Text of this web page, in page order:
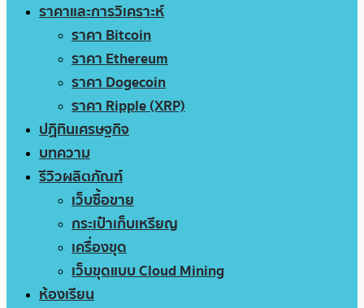
ราคาและการวิเคราะห์
ราคา Bitcoin
ราคา Ethereum
ราคา Dogecoin
ราคา Ripple (XRP)
ปฏิทินเศรษฐกิจ
บทความ
รีวิวผลิตภัณฑ์
เว็บซื้อขาย
กระเป๋าเก็บเหรียญ
เครื่องขุด
เว็บขุดแบบ Cloud Mining
ห้องเรียน